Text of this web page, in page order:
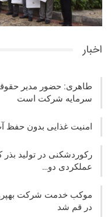
اخبار
طاهری: حضور مدیر
سرمایه شرکت‌ است
امنیت غذایی بدون
عملکردی دو…
موکب خدمت شرکت
در قم شد